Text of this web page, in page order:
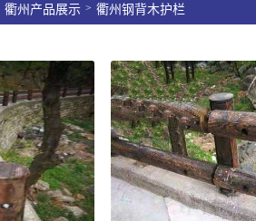
衢州产品展示 > 衢州钢背木护栏